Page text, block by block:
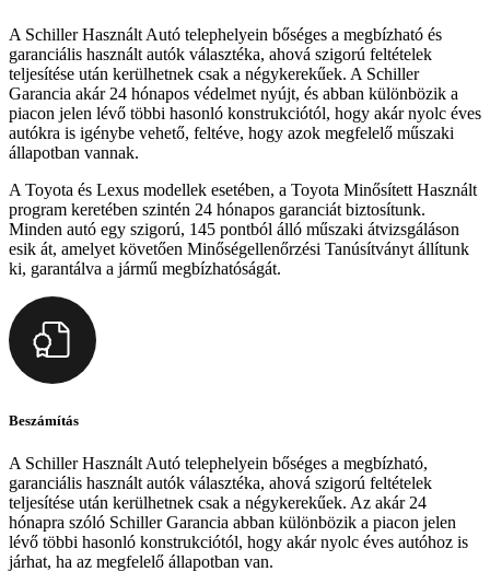
A Schiller Használt Autó telephelyein bőséges a megbízható és
garanciális használt autók választéka, ahová szigorú feltételek
teljesítése után kerülhetnek csak a négykerekűek. A Schiller
Garancia akár 24 hónapos védelmet nyújt, és abban különbözik a
piacon jelen lévő többi hasonló konstrukciótól, hogy akár nyolc éves
autókra is igénybe vehető, feltéve, hogy azok megfelelő műszaki
állapotban vannak.
A Toyota és Lexus modellek esetében, a Toyota Minősített Használt
program keretében szintén 24 hónapos garanciát biztosítunk.
Minden autó egy szigorú, 145 pontból álló műszaki átvizsgáláson
esik át, amelyet követően Minőségellenőrzési Tanúsítványt állítunk
ki, garantálva a jármű megbízhatóságát.
Beszámítás
A Schiller Használt Autó telephelyein bőséges a megbízható,
garanciális használt autók választéka, ahová szigorú feltételek
teljesítése után kerülhetnek csak a négykerekűek. Az akár 24
hónapra szóló Schiller Garancia abban különbözik a piacon jelen
lévő többi hasonló konstrukciótól, hogy akár nyolc éves autóhoz is
járhat, ha az megfelelő állapotban van.